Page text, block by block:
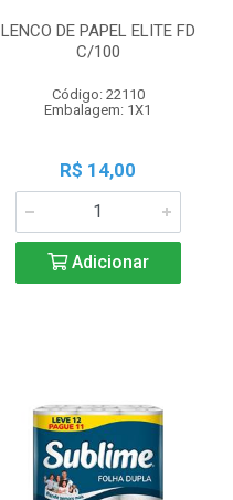
LENCO DE PAPEL ELITE FD
C/100
Código: 22110
Embalagem: 1X1
R$ 14,00
Adicionar